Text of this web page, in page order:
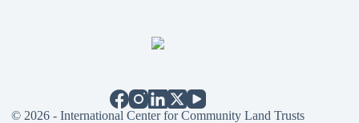
© 2026 - International Center for Community Land Trusts